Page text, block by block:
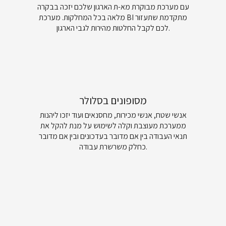
עם מערכת מבוקרת מא-ת הארגון שלכם יזכה בבקרה
מלאה בכל המחלקות. מערכת BI מתקדמת שתעזור
לכם לקבל החלטות מהירות לגבי הארגון.
מסופונים בסלולר
אנשי שטח, אנשי מכירות, מחסנאים ועוד יזכו ליהנות
ממערכת מעוצבת וקלה לשימוש על מנת להקל את
תנאי העבודה בין אם מדובר בעדכונים ובין אם מדובר
כחלק משרשרת עבודה.